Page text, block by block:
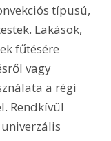
típusú,
Lakások,
fűtésére
vagy
a régi
Rendkívül